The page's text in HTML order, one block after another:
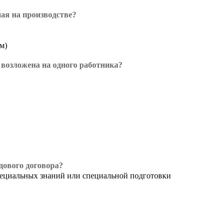
на производстве?
на одного работника?
договора?
знаний или специальной подготовки